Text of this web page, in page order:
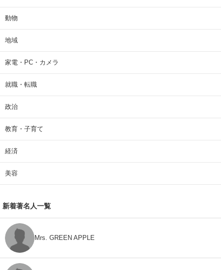
動物
地域
家電・PC・カメラ
就職・転職
政治
教育・子育て
経済
美容
新着著名人一覧
Mrs. GREEN APPLE